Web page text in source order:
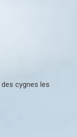
cygnes les